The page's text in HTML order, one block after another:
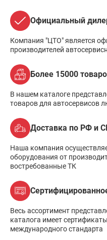
Официальный
Компания "ЦТО" является
производителей
Более 15000
В нашем каталоге
товаров для автосервисов
Доставка по РФ и
Наша компания
оборудования от
востребованные ТК
Весь ассортимент
каталога имеет
международного стандарта